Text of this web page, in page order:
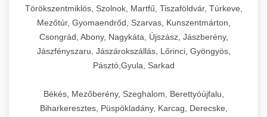
Minden, ami szükséges éttermi és catering
műveletekhez.
chef-iparikonyhagepek.hu
kereskedelmi konyhai megoldások
Törökszentmiklós, Szolnok, Martfű, Tiszaföldvár, Túrkeve,
Mezőtúr, Gyomaendrőd, Szarvas, Kunszentmárton,
Csongrád, Abony, Nagykáta, Újszász, Jászberény,
Jászfényszaru, Jászárokszállás, Lőrinci, Gyöngyös,
Pásztó,Gyula, Sarkad
Békés, Mezőberény, Szeghalom, Berettyóújfalu,
Biharkeresztes, Püspökladány, Karcag, Derecske,